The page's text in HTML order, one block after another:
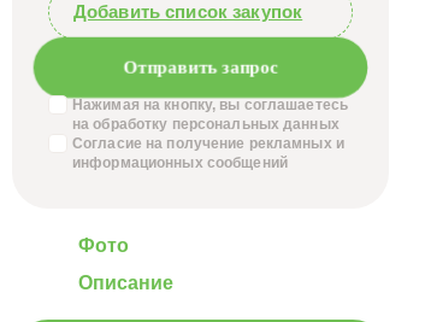
Добавить список закупок
Отправить запрос
Нажимая на кнопку, вы соглашаетесь
на обработку персональных данных
Согласие на получение рекламных и
информационных сообщений
Фото
Описание